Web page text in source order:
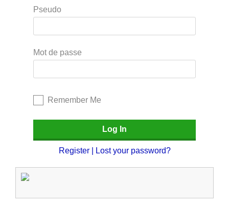
Pseudo
Mot de passe
Remember Me
Register| Lost your password?